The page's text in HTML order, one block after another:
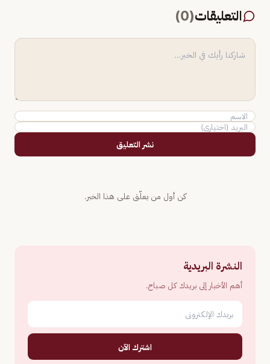
التعليقات(
0
)
نشر التعليق
كن أول من يعلّق على هذا الخبر.
النشرة البريدية
أهم الأخبار إلى بريدك كل صباح.
اشترك الآن